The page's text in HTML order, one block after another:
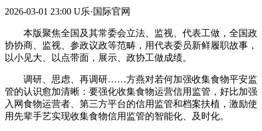
2026-03-01 23:00 U乐·国际官网
本版聚焦全国及其常委会立法、监视、代表工做，全国政
协协商、监视、参政议政等范畴，用代表委员新鲜履职故事，
以小见大、以点带面，展示、政协工做成绩。
调研、思虑、再调研……方燕对若何加强收集食物平安监
管的认识愈加清晰：要强化收集食物运营信用监管，好比加强
入网食物运营者、第三方平台的信用监管和档案扶植，激励使
用先辈手艺实现收集食物信用监管的智能化、及时化。